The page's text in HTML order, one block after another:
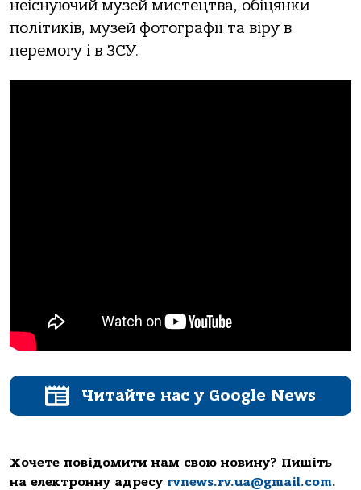
неіснуючий музей мистецтва, обіцянки
політиків, музей фотографії та віру в
перемогу і в ЗСУ.
Читайте нас у Google News
Хочете повідомити нам свою новину? Пишіть
на електронну адресу rvnews.rv.ua@gmail.com.